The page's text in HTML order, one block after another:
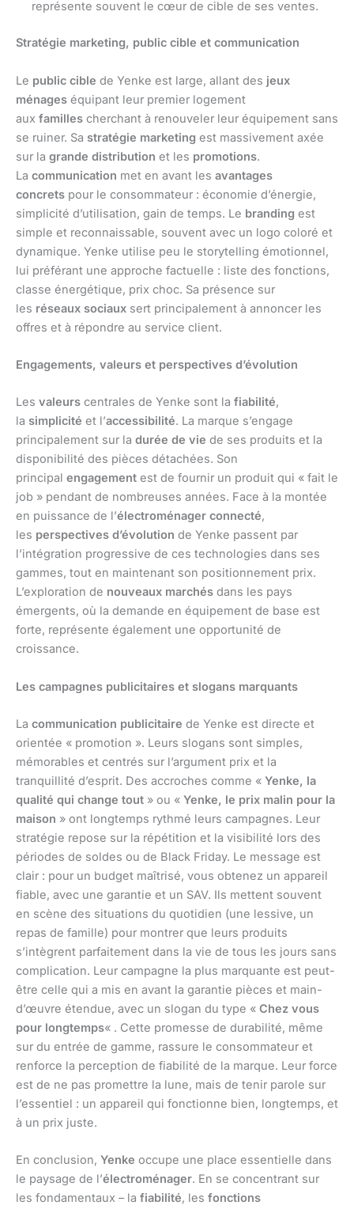
représente souvent le cœur de cible de ses ventes.
Stratégie marketing, public cible et communication
Le public cible de Yenke est large, allant des jeux
ménages équipant leur premier logement
aux familles cherchant à renouveler leur équipement sans
se ruiner. Sa stratégie marketing est massivement axée
sur la grande distribution et les promotions.
La communication met en avant les avantages
concrets pour le consommateur : économie d’énergie,
simplicité d’utilisation, gain de temps. Le branding est
simple et reconnaissable, souvent avec un logo coloré et
dynamique. Yenke utilise peu le storytelling émotionnel,
lui préférant une approche factuelle : liste des fonctions,
classe énergétique, prix choc. Sa présence sur
les réseaux sociaux sert principalement à annoncer les
offres et à répondre au service client.
Engagements, valeurs et perspectives d’évolution
Les valeurs centrales de Yenke sont la fiabilité,
la simplicité et l’accessibilité. La marque s’engage
principalement sur la durée de vie de ses produits et la
disponibilité des pièces détachées. Son
principal engagement est de fournir un produit qui « fait le
job » pendant de nombreuses années. Face à la montée
en puissance de l’électroménager connecté,
les perspectives d’évolution de Yenke passent par
l’intégration progressive de ces technologies dans ses
gammes, tout en maintenant son positionnement prix.
L’exploration de nouveaux marchés dans les pays
émergents, où la demande en équipement de base est
forte, représente également une opportunité de
croissance.
Les campagnes publicitaires et slogans marquants
La communication publicitaire de Yenke est directe et
orientée « promotion ». Leurs slogans sont simples,
mémorables et centrés sur l’argument prix et la
tranquillité d’esprit. Des accroches comme « Yenke, la
qualité qui change tout » ou « Yenke, le prix malin pour la
maison » ont longtemps rythmé leurs campagnes. Leur
stratégie repose sur la répétition et la visibilité lors des
périodes de soldes ou de Black Friday. Le message est
clair : pour un budget maîtrisé, vous obtenez un appareil
fiable, avec une garantie et un SAV. Ils mettent souvent
en scène des situations du quotidien (une lessive, un
repas de famille) pour montrer que leurs produits
s’intègrent parfaitement dans la vie de tous les jours sans
complication. Leur campagne la plus marquante est peut-
être celle qui a mis en avant la garantie pièces et main-
d’œuvre étendue, avec un slogan du type « Chez vous
pour longtemps« . Cette promesse de durabilité, même
sur du entrée de gamme, rassure le consommateur et
renforce la perception de fiabilité de la marque. Leur force
est de ne pas promettre la lune, mais de tenir parole sur
l’essentiel : un appareil qui fonctionne bien, longtemps, et
à un prix juste.
En conclusion, Yenke occupe une place essentielle dans
le paysage de l’électroménager. En se concentrant sur
les fondamentaux – la fiabilité, les fonctions